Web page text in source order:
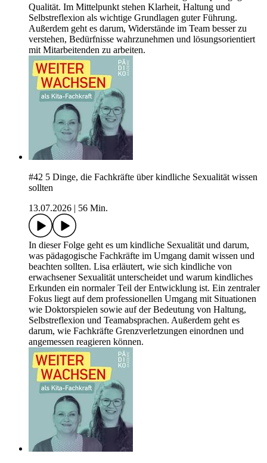
Qualität. Im Mittelpunkt stehen Klarheit, Haltung und
Selbstreflexion als wichtige Grundlagen guter Führung.
Außerdem geht es darum, Widerstände im Team besser zu
verstehen, Bedürfnisse wahrzunehmen und lösungsorientiert
mit Mitarbeitenden zu arbeiten.
#42 5 Dinge, die Fachkräfte über kindliche Sexualität wissen
sollten
13.07.2026
56 Min.
In dieser Folge geht es um kindliche Sexualität und darum,
was pädagogische Fachkräfte im Umgang damit wissen und
beachten sollten. Lisa erläutert, wie sich kindliche von
erwachsener Sexualität unterscheidet und warum kindliches
Erkunden ein normaler Teil der Entwicklung ist. Ein zentraler
Fokus liegt auf dem professionellen Umgang mit Situationen
wie Doktorspielen sowie auf der Bedeutung von Haltung,
Selbstreflexion und Teamabsprachen. Außerdem geht es
darum, wie Fachkräfte Grenzverletzungen einordnen und
angemessen reagieren können.